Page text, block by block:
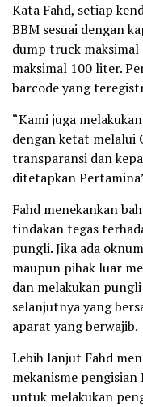
Kata Fahd, setiap
BBM sesuai dengan
dump truck
maksimal 100 liter.
barcode yang
“Kami juga
dengan ketat melalui
transparansi dan
ditetapkan
Fahd menekankan
tindakan tegas
pungli. Jika ada
maupun pihak luar
dan melakukan
selanjutnya yang
aparat yang berwajib.
Lebih lanjut Fahd
mekanisme
untuk melakukan